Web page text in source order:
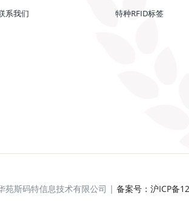
系我们
特种RFID标签
斯码特信息技术有限公司 | 备案号：沪ICP备